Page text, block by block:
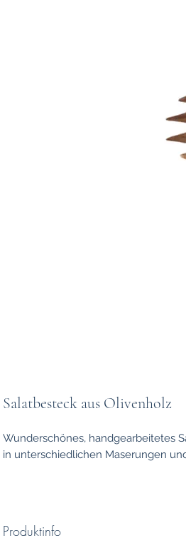
Salatbesteck aus Olivenholz
Wunderschönes, handgearbeitetes
in unterschiedlichen Maserungen
Produktinfo